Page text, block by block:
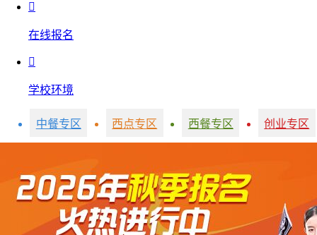

在线报名

学校环境
中餐专区 西点专区 西餐专区 创业专区